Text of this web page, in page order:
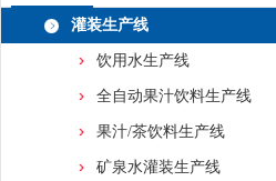
灌装生产线
饮用水生产线
全自动果汁饮料生产线
果汁/茶饮料生产线
矿泉水灌装生产线